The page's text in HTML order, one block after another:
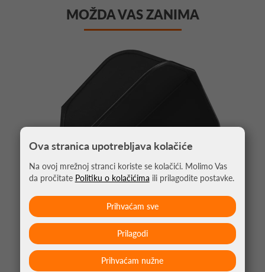
MOŽDA VAS ZANIMA
PIKADO PERA CLIC CRNA
4,95 €
Ova stranica upotrebljava kolačiće
Na ovoj mrežnoj stranci koriste se kolačići. Molimo Vas
da pročitate Politiku o kolačićima ili prilagodite postavke.
Prihvaćam nužne
Prilagodi
Prihvaćam sve